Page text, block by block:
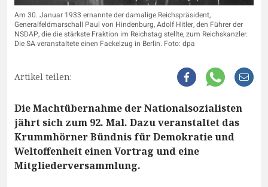
Am 30. Januar 1933 ernannte der damalige Reichspräsident,
Generalfeldmarschall Paul von Hindenburg, Adolf Hitler, den Führer der
NSDAP, die die stärkste Fraktion im Reichstag stellte, zum Reichskanzler.
Die SA veranstaltete einen Fackelzug in Berlin. Foto: dpa
Artikel teilen:
Die Machtübernahme der Nationalsozialisten
jährt sich zum 92. Mal. Dazu veranstaltet das
Krummhörner Bündnis für Demokratie und
Weltoffenheit einen Vortrag und eine
Mitgliederversammlung.